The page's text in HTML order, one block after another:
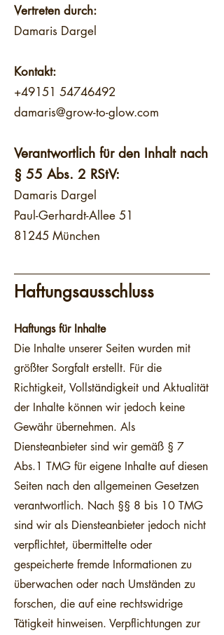
Vertreten durch:
Damaris Dargel
Kontakt:
+49151 54746492
damaris@grow-to-glow.com
Verantwortlich für den Inhalt nach
§ 55 Abs. 2 RStV:
Damaris Dargel
Paul-Gerhardt-Allee 51
81245 München
Haftungsausschluss
Haftungs für Inhalte
Die Inhalte unserer Seiten wurden mit
größter Sorgfalt erstellt. Für die
Richtigkeit, Vollständigkeit und Aktualität
der Inhalte können wir jedoch keine
Gewähr übernehmen. Als
Diensteanbieter sind wir gemäß § 7
Abs.1 TMG für eigene Inhalte auf diesen
Seiten nach den allgemeinen Gesetzen
verantwortlich. Nach §§ 8 bis 10 TMG
sind wir als Diensteanbieter jedoch nicht
verpflichtet, übermittelte oder
gespeicherte fremde Informationen zu
überwachen oder nach Umständen zu
forschen, die auf eine rechtswidrige
Tätigkeit hinweisen. Verpflichtungen zur